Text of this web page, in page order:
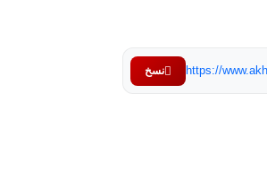
https:// نسخ